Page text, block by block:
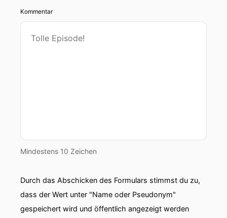
Kommentar
Mindestens 10 Zeichen
Durch das Abschicken des Formulars stimmst du zu,
dass der Wert unter "Name oder Pseudonym"
gespeichert wird und öffentlich angezeigt werden